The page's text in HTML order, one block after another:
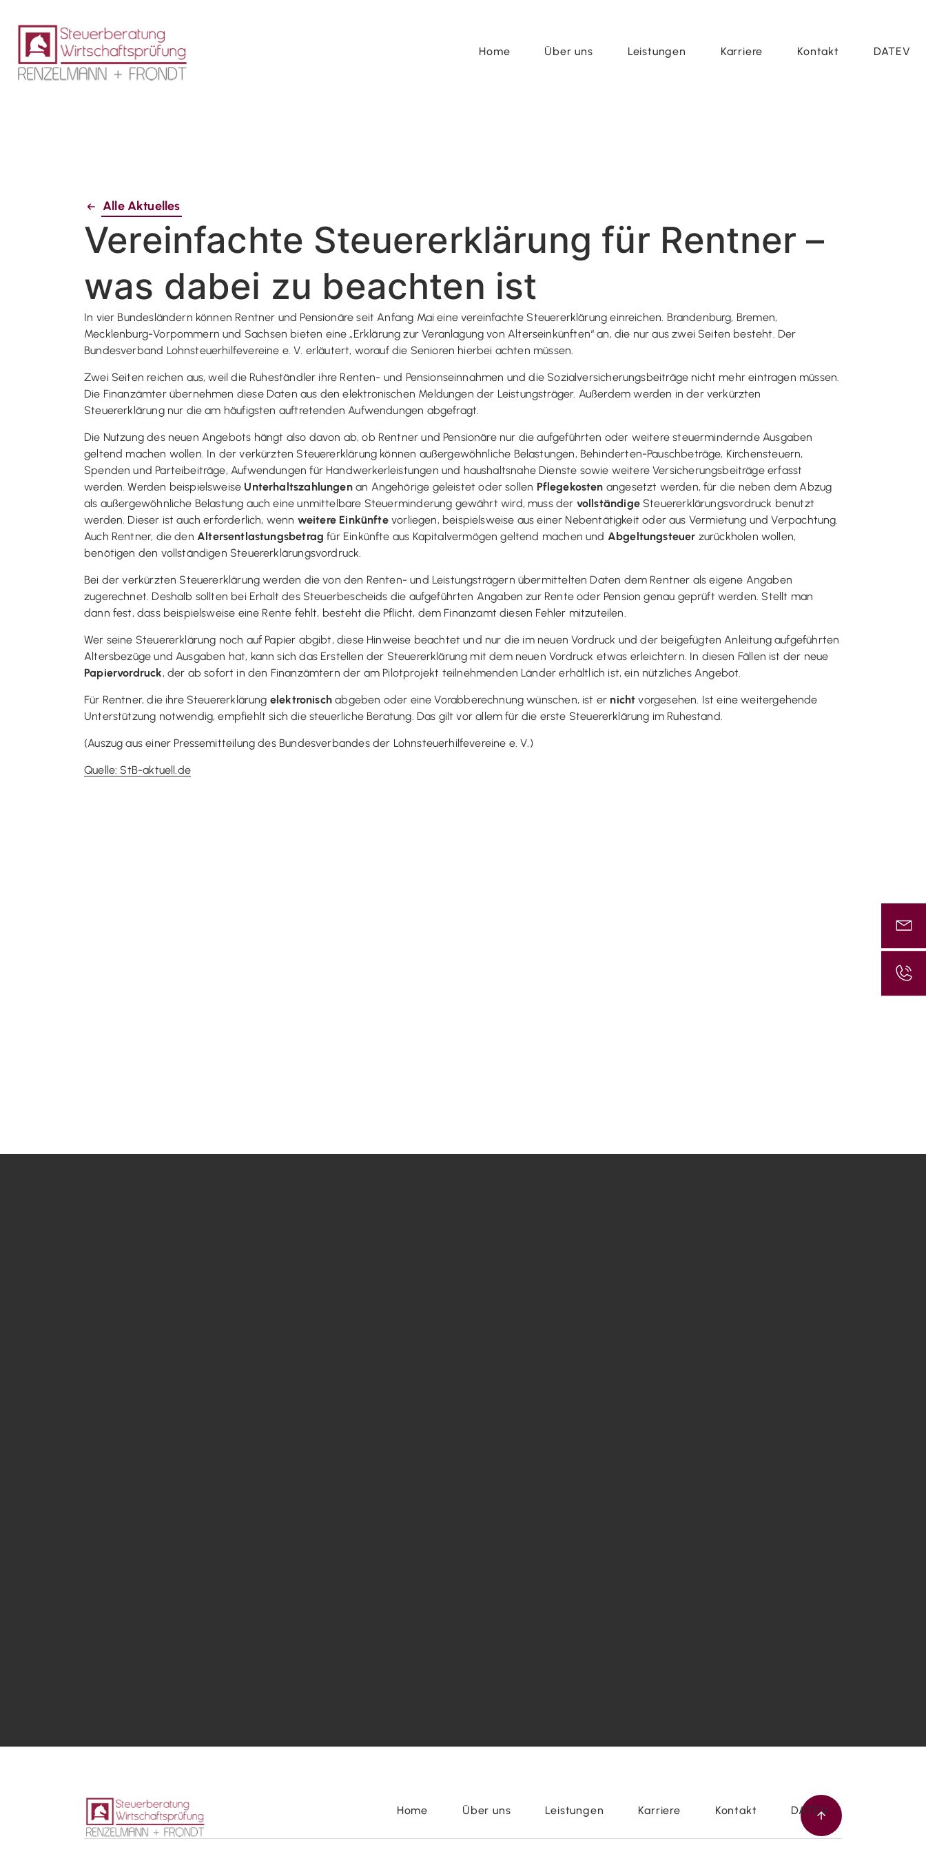
Home Über uns Leistungen Karriere Kontakt DATEV
Alle Aktuelles
Vereinfachte Steuererklärung für Rentner –
was dabei zu beachten ist
In vier Bundesländern können Rentner und Pensionäre seit Anfang Mai eine vereinfachte Steuererklärung einreichen. Brandenburg, Bremen,
Mecklenburg-Vorpommern und Sachsen bieten eine „Erklärung zur Veranlagung von Alterseinkünften“ an, die nur aus zwei Seiten besteht. Der
Bundesverband Lohnsteuerhilfevereine e. V. erläutert, worauf die Senioren hierbei achten müssen.
Zwei Seiten reichen aus, weil die Ruheständler ihre Renten- und Pensionseinnahmen und die Sozialversicherungsbeiträge nicht mehr eintragen müssen.
Die Finanzämter übernehmen diese Daten aus den elektronischen Meldungen der Leistungsträger. Außerdem werden in der verkürzten
Steuererklärung nur die am häufigsten auftretenden Aufwendungen abgefragt.
Die Nutzung des neuen Angebots hängt also davon ab, ob Rentner und Pensionäre nur die aufgeführten oder weitere steuermindernde Ausgaben
geltend machen wollen. In der verkürzten Steuererklärung können außergewöhnliche Belastungen, Behinderten-Pauschbeträge, Kirchensteuern,
Spenden und Parteibeiträge, Aufwendungen für Handwerkerleistungen und haushaltsnahe Dienste sowie weitere Versicherungsbeiträge erfasst
werden. Werden beispielsweise Unterhaltszahlungenan Angehörige geleistet oder sollen Pflegekosten angesetzt werden, für die neben dem Abzug
als außergewöhnliche Belastung auch eine unmittelbare Steuerminderung gewährt wird, muss der vollständigeSteuererklärungsvordruck benutzt
werden. Dieser ist auch erforderlich, wenn weitere Einkünftevorliegen, beispielsweise aus einer Nebentätigkeit oder aus Vermietung und Verpachtung.
Auch Rentner, die den Altersentlastungsbetrag für Einkünfte aus Kapitalvermögen geltend machen und Abgeltungsteuer zurückholen wollen,
benötigen den vollständigen Steuererklärungsvordruck.
Bei der verkürzten Steuererklärung werden die von den Renten- und Leistungsträgern übermittelten Daten dem Rentner als eigene Angaben
zugerechnet. Deshalb sollten bei Erhalt des Steuerbescheids die aufgeführten Angaben zur Rente oder Pension genau geprüft werden. Stellt man
dann fest, dass beispielsweise eine Rente fehlt, besteht die Pflicht, dem Finanzamt diesen Fehler mitzuteilen.
Wer seine Steuererklärung noch auf Papier abgibt, diese Hinweise beachtet und nur die im neuen Vordruck und der beigefügten Anleitung aufgeführten
Altersbezüge und Ausgaben hat, kann sich das Erstellen der Steuererklärung mit dem neuen Vordruck etwas erleichtern. In diesen Fällen ist der neue
Papiervordruck, der ab sofort in den Finanzämtern der am Pilotprojekt teilnehmenden Länder erhältlich ist, ein nützliches Angebot.
Für Rentner, die ihre Steuererklärung elektronisch abgeben oder eine Vorabberechnung wünschen, ist er nicht vorgesehen. Ist eine weitergehende
Unterstützung notwendig, empfiehlt sich die steuerliche Beratung. Das gilt vor allem für die erste Steuererklärung im Ruhestand.
(Auszug aus einer Pressemitteilung des Bundesverbandes der Lohnsteuerhilfevereine e. V.)
Quelle: StB-aktuell.de
Home Über uns Leistungen Karriere Kontakt DATEV